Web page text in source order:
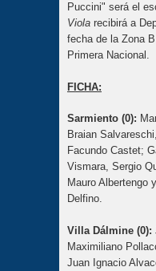
Puccini" será el
Viola recibirá a
fecha de la Zona
Primera Nacional.
FICHA:
Sarmiento (0):
Braian
Facundo Castet;
Vismara, Sergio
Mauro Albertengo
Delfino.
Villa Dálmine (0):
Maximiliano
Juan Ignacio